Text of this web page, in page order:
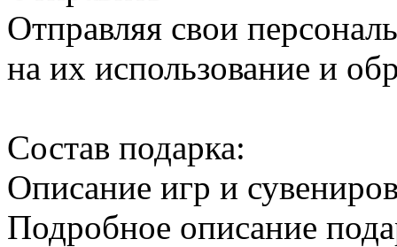
Отправляя свои
на их использование и
Cостав подарка:
Описание игр и
Подробное описание